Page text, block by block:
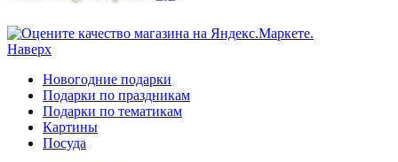
Наверх
Новогодние подарки
Подарки по праздникам
Подарки по тематикам
Картины
Посуда